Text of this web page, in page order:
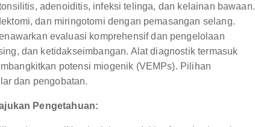
adenoiditis, infeksi telinga, dan kelainan bawaan.
dan miringotomi dengan pemasangan selang.
evaluasi komprehensif dan pengelolaan
dan ketidakseimbangan. Alat diagnostik termasuk
potensi miogenik (VEMPs). Pilihan
dan pengobatan.
Pengetahuan: